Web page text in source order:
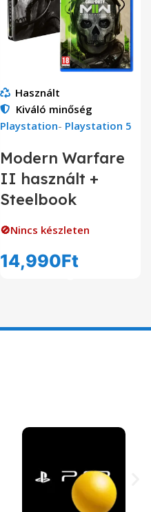
Használt
Kiváló minőség
Playstation- Playstation 5
Modern Warfare
II használt +
Steelbook
🚫Nincs készleten
14,990Ft